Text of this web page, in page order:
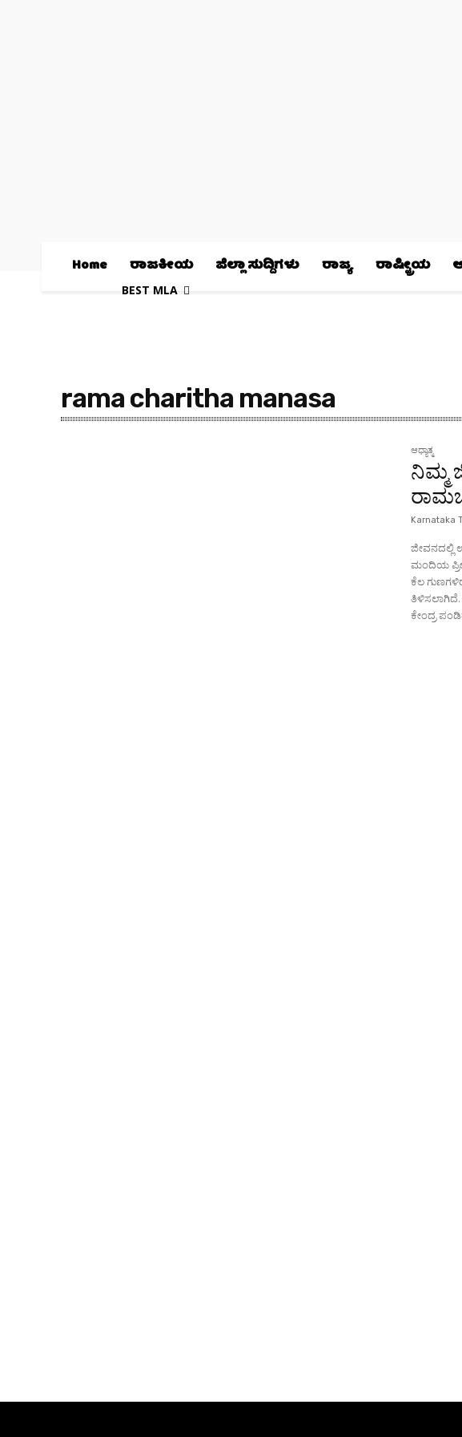
Home ರಾಜಕೀಯ ಜಿಲ್ಲಾ ಸುದ್ದಿಗಳು ರಾಜ್ಯ ರಾಷ್ಟ್ರೀಯ
BEST MLA
rama charitha manasa
ಆಧ್ಯಾತ್ಮ
ನಿಮ್ಮ
Karnataka
ಜೀವನದಲ್ಲಿ
ಮಂದಿಯ
ಕೆಲ
ತಿಳಿಸಲಾಗಿದೆ. ಆ ಬಗ್ಗೆ
ಕೇಂದ್ರ